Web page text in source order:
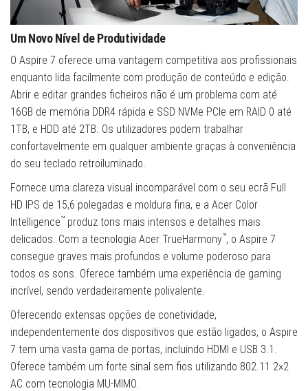
Um Novo Nível de Produtividade
O Aspire 7 oferece uma vantagem competitiva aos profissionais
enquanto lida facilmente com produção de conteúdo e edição.
Abrir e editar grandes ficheiros não é um problema com até
16GB de memória DDR4 rápida e SSD NVMe PCIe em RAID 0 até
1TB, e HDD até 2TB. Os utilizadores podem trabalhar
confortavelmente em qualquer ambiente graças à conveniência
do seu teclado retroiluminado.
Fornece uma clareza visual incomparável com o seu ecrã Full
HD IPS de 15,6 polegadas e moldura fina, e a Acer Color
Intelligence™ produz tons mais intensos e detalhes mais
delicados. Com a tecnologia Acer TrueHarmony™, o Aspire 7
consegue graves mais profundos e volume poderoso para
todos os sons. Oferece também uma experiência de gaming
incrível, sendo verdadeiramente polivalente.
Oferecendo extensas opções de conetividade,
independentemente dos dispositivos que estão ligados, o Aspire
7 tem uma vasta gama de portas, incluindo HDMI e USB 3.1.
Oferece também um forte sinal sem fios utilizando 802.11 2×2
AC com tecnologia MU-MIMO.